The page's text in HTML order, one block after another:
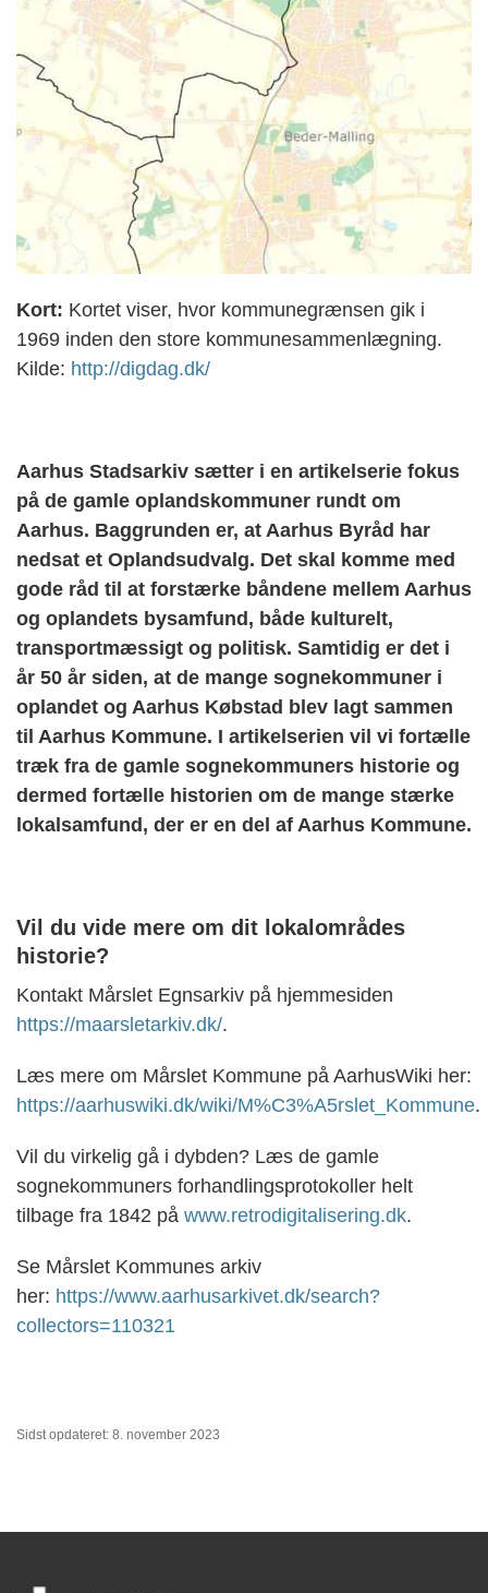
Kort: Kortet viser, hvor kommunegrænsen gik i
1969 inden den store kommunesammenlægning.
Kilde: http://digdag.dk/
Aarhus Stadsarkiv sætter i en artikelserie fokus
på de gamle oplandskommuner rundt om
Aarhus. Baggrunden er, at Aarhus Byråd har
nedsat et Oplandsudvalg. Det skal komme med
gode råd til at forstærke båndene mellem Aarhus
og oplandets bysamfund, både kulturelt,
transportmæssigt og politisk. Samtidig er det i
år 50 år siden, at de mange sognekommuner i
oplandet og Aarhus Købstad blev lagt sammen
til Aarhus Kommune. I artikelserien vil vi fortælle
træk fra de gamle sognekommuners historie og
dermed fortælle historien om de mange stærke
lokalsamfund, der er en del af Aarhus Kommune.
Vil du vide mere om dit lokalområdes
historie?
Kontakt Mårslet Egnsarkiv på hjemmesiden
https://maarsletarkiv.dk/.
Læs mere om Mårslet Kommune på AarhusWiki her:
https://aarhuswiki.dk/wiki/M%C3%A5rslet_Kommune.
Vil du virkelig gå i dybden? Læs de gamle
sognekommuners forhandlingsprotokoller helt
tilbage fra 1842 på www.retrodigitalisering.dk.
Se Mårslet Kommunes arkiv
her: https://www.aarhusarkivet.dk/search?
collectors=110321
Sidst opdateret: 8. november 2023